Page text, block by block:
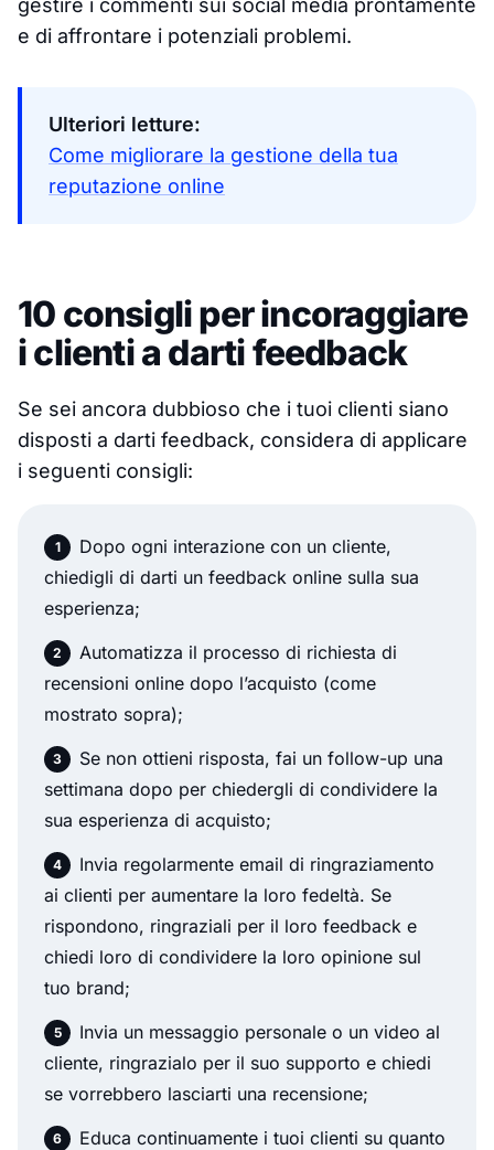
gestire i commenti sui social media prontamente
e di affrontare i potenziali problemi.
Ulteriori letture:
Come migliorare la gestione della tua
reputazione online
10 consigli per incoraggiare
i clienti a darti feedback
Se sei ancora dubbioso che i tuoi clienti siano
disposti a darti feedback, considera di applicare
i seguenti consigli:
Dopo ogni interazione con un cliente,
chiedigli di darti un feedback online sulla sua
esperienza;
Automatizza il processo di richiesta di
recensioni online dopo l’acquisto (come
mostrato sopra);
Se non ottieni risposta, fai un follow-up una
settimana dopo per chiedergli di condividere la
sua esperienza di acquisto;
Invia regolarmente email di ringraziamento
ai clienti per aumentare la loro fedeltà. Se
rispondono, ringraziali per il loro feedback e
chiedi loro di condividere la loro opinione sul
tuo brand;
Invia un messaggio personale o un video al
cliente, ringrazialo per il suo supporto e chiedi
se vorrebbero lasciarti una recensione;
Educa continuamente i tuoi clienti su quanto